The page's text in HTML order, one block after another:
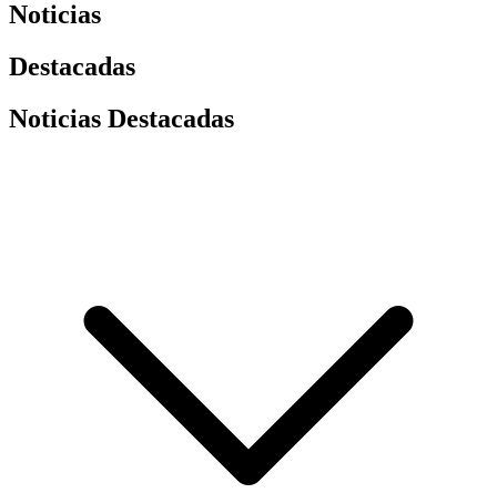
Noticias
Destacadas
Noticias Destacadas